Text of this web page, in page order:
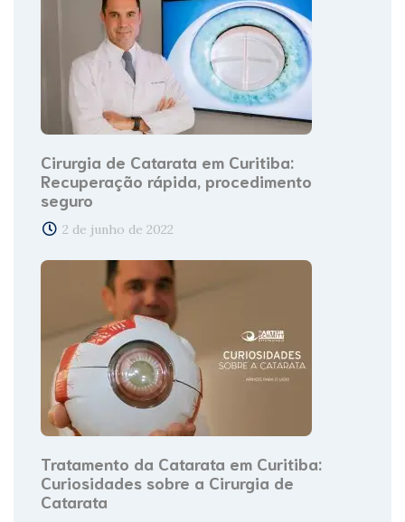
Cirurgia de Catarata em Curitiba:
Recuperação rápida, procedimento
seguro
2 de junho de 2022
Tratamento da Catarata em Curitiba:
Curiosidades sobre a Cirurgia de
Catarata